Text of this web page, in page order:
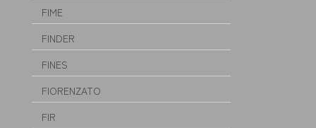
FIME
FINDER
FINES
FIORENZATO
FIR